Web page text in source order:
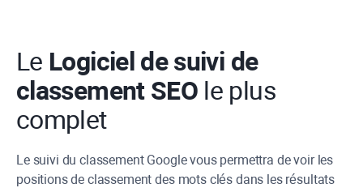
Le Logiciel de suivi de
classement SEO le plus
complet
Le suivi du classement Google vous permettra de voir les
positions de classement des mots clés dans les résultats